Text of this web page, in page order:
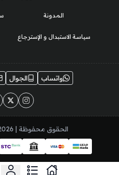
المدونة
سياسة الاستبدال و الإسترجاع
واتساب الجوال
الحقوق محفوظة | 2026